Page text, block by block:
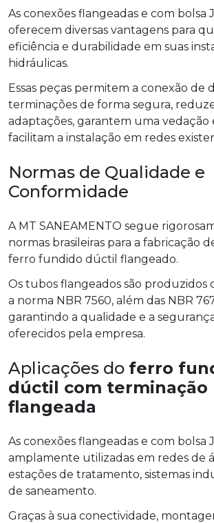
As conexões flangeadas e com bolsa
oferecem diversas vantagens para
eficiência e durabilidade em suas
hidráulicas.
Essas peças permitem a conexão de
terminações de forma segura,
adaptações, garantem uma vedação
facilitam a instalação em redes
Normas de Qualidade e
Conformidade
A MT SANEAMENTO segue
normas brasileiras para a fabricação
ferro fundido dúctil flangeado.
Os tubos flangeados são produzidos
a norma NBR 7560, além das NBR
garantindo a qualidade e a
oferecidos pela empresa.
Aplicações do ferro
dúctil com terminação
flangeada
As conexões flangeadas e com bolsa
amplamente utilizadas em redes de
estações de tratamento, sistemas
de saneamento.
Graças à sua conectividade,